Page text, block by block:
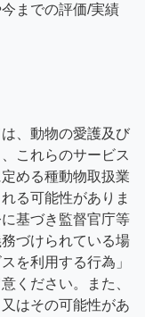
までの評価/実績
、動物の愛護及び
これらのサービス
める種動物取扱業
る可能性がありま
基づき監督官庁等
づけられている場
を利用する行為」
ください。また、
はその可能性があ